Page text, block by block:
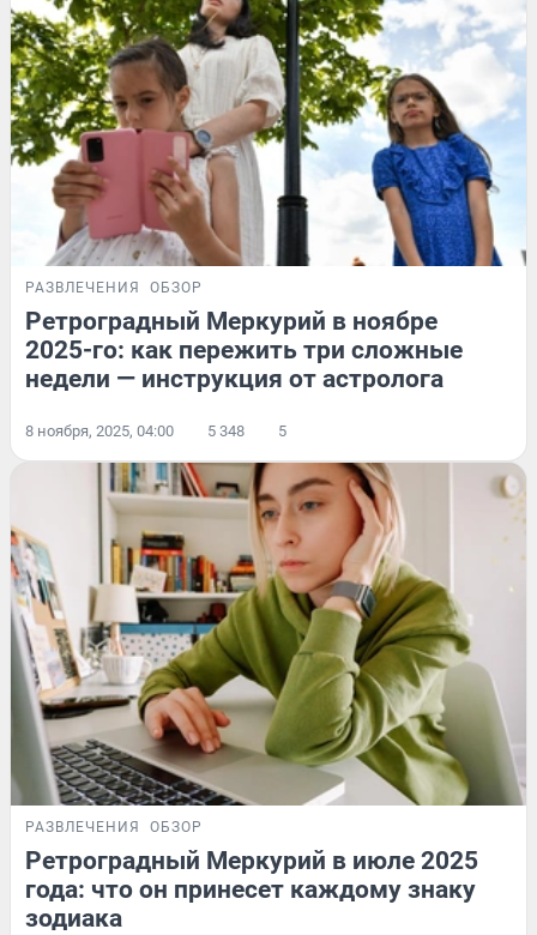
РАЗВЛЕЧЕНИЯ ОБЗОР
Ретроградный Меркурий в ноябре
2025-го: как пережить три сложные
недели — инструкция от астролога
8 ноября, 2025, 04:00 5 348 5
РАЗВЛЕЧЕНИЯ ОБЗОР
Ретроградный Меркурий в июле 2025
года: что он принесет каждому знаку
зодиака